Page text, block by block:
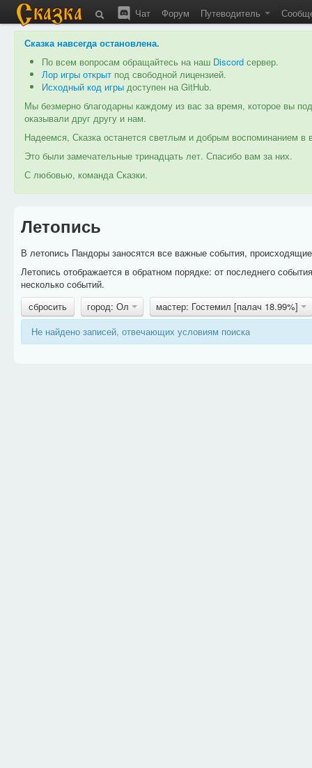
Чат Форум Путеводитель
Сказка навсегда остановлена.
По всем вопросам обращайтесь на наш Discord сервер.
Лор игры открыт под свободной лицензией.
Исходный код игры доступен на GitHub.
Мы безмерно благодарны каждому из вас за время, которое вы
оказывали друг другу и нам.
Надеемся, Сказка останется светлым и добрым воспоминанием
Это были замечательные тринадцать лет. Спасибо вам за них.
С любовью, команда Сказки.
Летопись
В летопись Пандоры заносятся все важные события,
Летопись отображается в обратном порядке: от последнего
несколько событий.
сбросить
город: Ол
мастер: Гостемил [палач 18.99%]
Не найдено записей, отвечающих условиям поиска